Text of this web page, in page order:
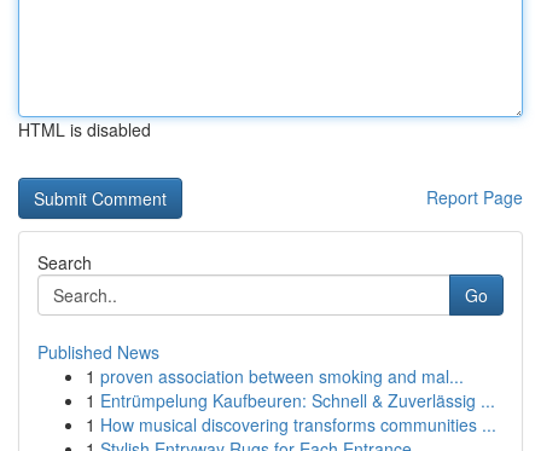
HTML is disabled
Report Page
Search
Go
Published News
1 proven association between smoking and mal...
1 Entrümpelung Kaufbeuren: Schnell & Zuverlässig ...
1 How musical discovering transforms communities ...